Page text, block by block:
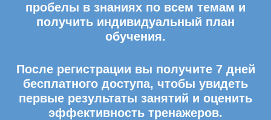
пробелы в знаниях по всем темам и
получить индивидуальный план
обучения.
После регистрации вы получите 7 дней
бесплатного доступа, чтобы увидеть
первые результаты занятий и оценить
эффективность тренажеров.